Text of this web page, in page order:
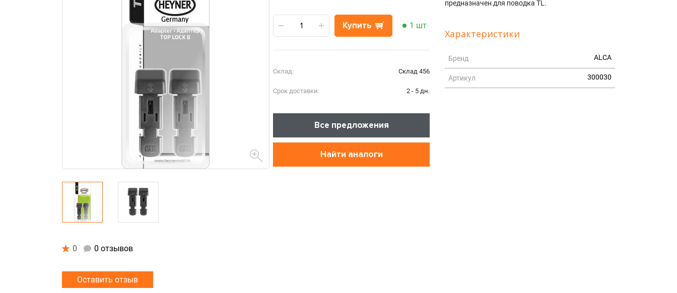
Купить 1 шт
Склад: Склад 456
Срок доставки: 2 - 5 дн.
Все предложения
Найти аналоги
предназначен для поводка TL.
Характеристики
Бренд ALCA
Артикул 300030
0 0 отзывов
Оставить отзыв